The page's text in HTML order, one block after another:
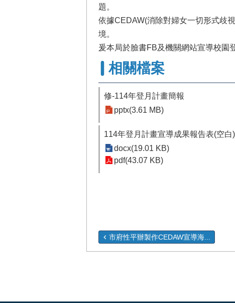
題。
依據CEDAW(消除對婦女一切形式歧
境。
爰本局於臉書FB及機關網站宣導校園
相關檔案
修-114年登月計畫簡報
pptx(3.61 MB)
114年登月計畫宣導成果報告表(空白)
docx(19.01 KB)
pdf(43.07 KB)
市府性平辦製作CEDAW宣導海...